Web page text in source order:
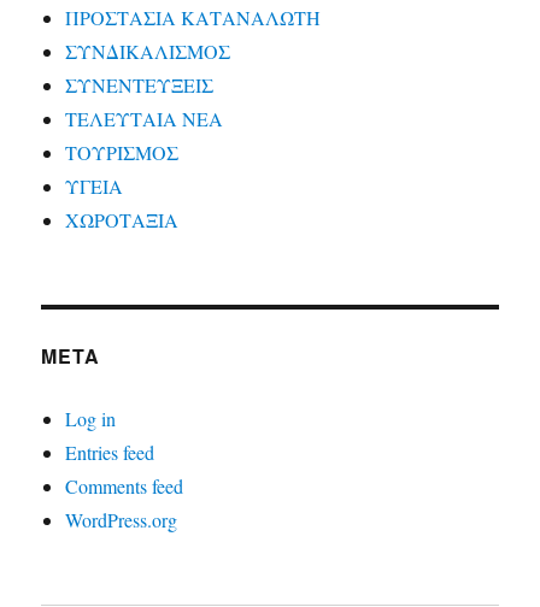
ΠΡΟΣΤΑΣΙΑ ΚΑΤΑΝΑΛΩΤΗ
ΣΥΝΔΙΚΑΛΙΣΜΟΣ
ΣΥΝΕΝΤΕΥΞΕΙΣ
ΤΕΛΕΥΤΑΙΑ ΝΕΑ
ΤΟΥΡΙΣΜΟΣ
ΥΓΕΙΑ
ΧΩΡΟΤΑΞΙΑ
META
Log in
Entries feed
Comments feed
WordPress.org